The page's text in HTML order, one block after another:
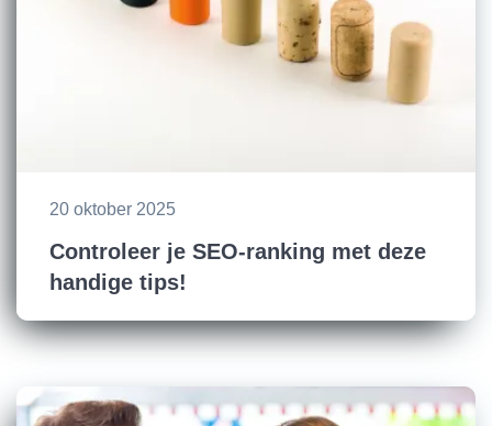
20 oktober 2025
Controleer je SEO-ranking met deze
handige tips!